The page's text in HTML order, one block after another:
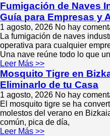
Fumigación de Naves
Guía para Empresas y
1 agosto, 2026 No hay
La fumigación de naves
operativa para cualquier
Una nave reúne todo lo que
Leer Más >>
Mosquito Tigre en
Eliminarlo de tu Casa
1 agosto, 2026 No hay
El mosquito tigre se ha
molestos del verano en
común, pica de día,
Leer Más >>